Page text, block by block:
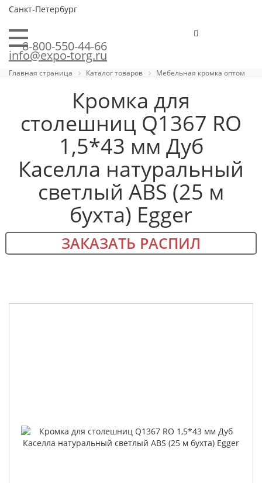
Санкт-Петербург
8-800-550-44-66
info@expo-torg.ru
Главная страница Каталог товаров Мебельная кромка оптом
Кромка для
столешниц Q1367 RO
1,5*43 мм Дуб
Каселла натуральный
светлый ABS (25 м
бухта) Egger
ЗАКАЗАТЬ РАСПИЛ